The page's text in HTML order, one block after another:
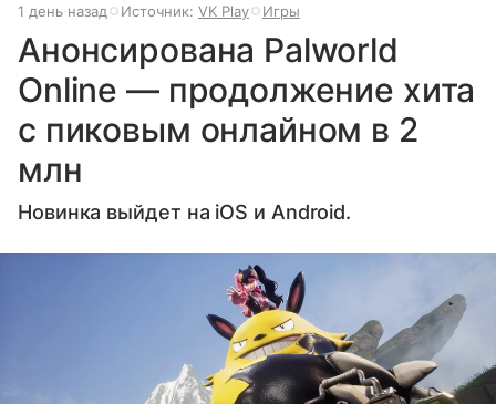
1 день назад Источник: VK Play Игры
Анонсирована Palworld
Online — продолжение хита
с пиковым онлайном в 2
млн
Новинка выйдет на iOS и Android.